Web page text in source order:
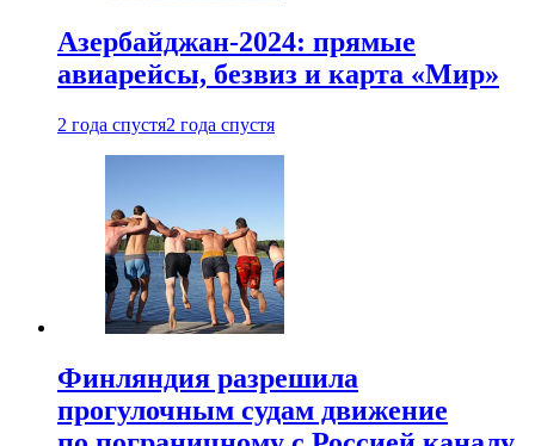
Азербайджан-2024: прямые
авиарейсы, безвиз и карта «Мир»
2 года спустя2 года спустя
Финляндия разрешила
прогулочным судам движение